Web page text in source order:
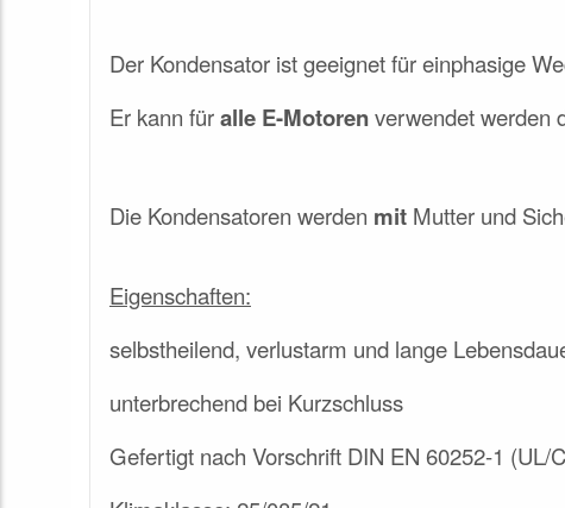
Der Kondensator ist geeignet für einphasige
Er kann füralle E-Motorenverwendet werden
Die Kondensatoren werden mit Mutter und
Eigenschaften:
selbstheilend, verlustarm und lange
unterbrechend bei Kurzschluss
Gefertigt nach Vorschrift DIN EN 60252-1 (UL/